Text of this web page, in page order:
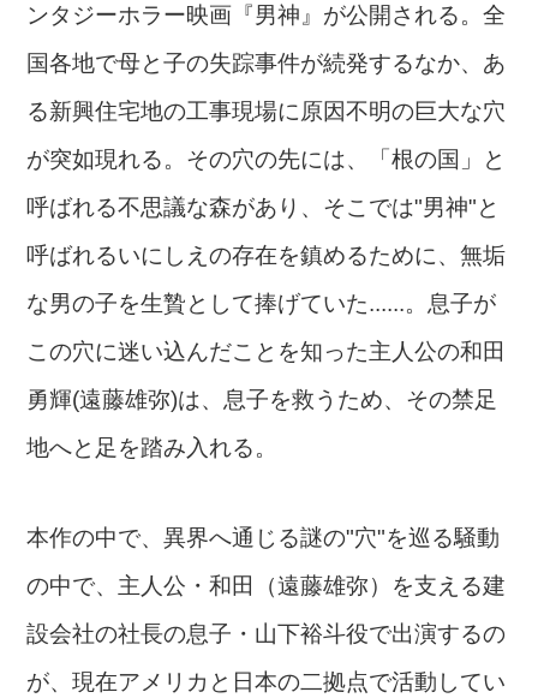
ンタジーホラー映画『男神』が公開される。全
国各地で母と子の失踪事件が続発するなか、あ
る新興住宅地の工事現場に原因不明の巨大な穴
が突如現れる。その穴の先には、「根の国」と
呼ばれる不思議な森があり、そこでは"男神"と
呼ばれるいにしえの存在を鎮めるために、無垢
な男の子を生贄として捧げていた......。息子が
この穴に迷い込んだことを知った主人公の和田
勇輝(遠藤雄弥)は、息子を救うため、その禁足
地へと足を踏み入れる。
本作の中で、異界へ通じる謎の"穴"を巡る騒動
の中で、主人公・和田（遠藤雄弥）を支える建
設会社の社長の息子・山下裕斗役で出演するの
が、現在アメリカと日本の二拠点で活動してい